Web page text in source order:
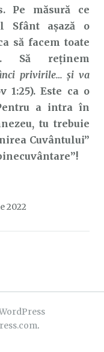
Pe măsură ce
Sfânt așază o
să facem toate
Să reținem
privirile… şi va
1:25). Este ca o
a intra în
tu trebuie
Cuvântului”
2022
.